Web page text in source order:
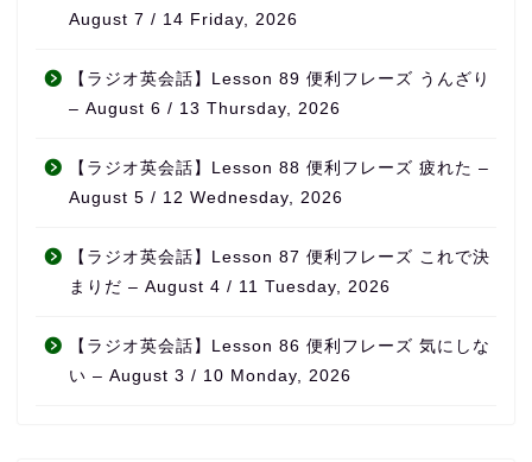
August 7 / 14 Friday, 2026
【ラジオ英会話】Lesson 89 便利フレーズ うんざり
– August 6 / 13 Thursday, 2026
【ラジオ英会話】Lesson 88 便利フレーズ 疲れた –
August 5 / 12 Wednesday, 2026
【ラジオ英会話】Lesson 87 便利フレーズ これで決
まりだ – August 4 / 11 Tuesday, 2026
【ラジオ英会話】Lesson 86 便利フレーズ 気にしな
い – August 3 / 10 Monday, 2026